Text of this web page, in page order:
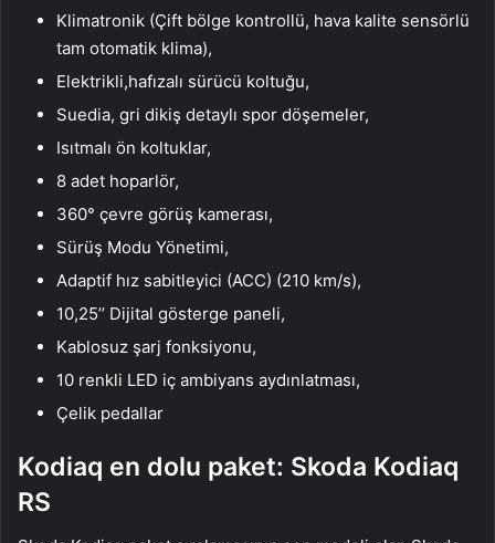
Klimatronik (Çift bölge kontrollü, hava kalite sensörlü
tam otomatik klima),
Elektrikli,hafızalı sürücü koltuğu,
Suedia, gri dikiş detaylı spor döşemeler,
Isıtmalı ön koltuklar,
8 adet hoparlör,
360° çevre görüş kamerası,
Sürüş Modu Yönetimi,
Adaptif hız sabitleyici (ACC) (210 km/s),
10,25’’ Dijital gösterge paneli,
Kablosuz şarj fonksiyonu,
10 renkli LED iç ambiyans aydınlatması,
Çelik pedallar
Kodiaq en dolu paket: Skoda Kodiaq
RS